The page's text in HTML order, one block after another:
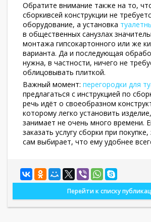
Обратите внимание также на то,
сборкивсей конструкции не
оборудование, а установка
в общественных санузлах
монтажа гипсокартонного или же
варианта. Да и последующая
нужна, в частности, ничего не
облицовывать плиткой.
Важный момент: перегородки для
предлагаться с инструкцией по
речь идёт о своеобразном
которому легко установить
занимает не очень много времени.
заказать услугу сборки при
сам выбирает, что ему удобнее
Перейти к списку